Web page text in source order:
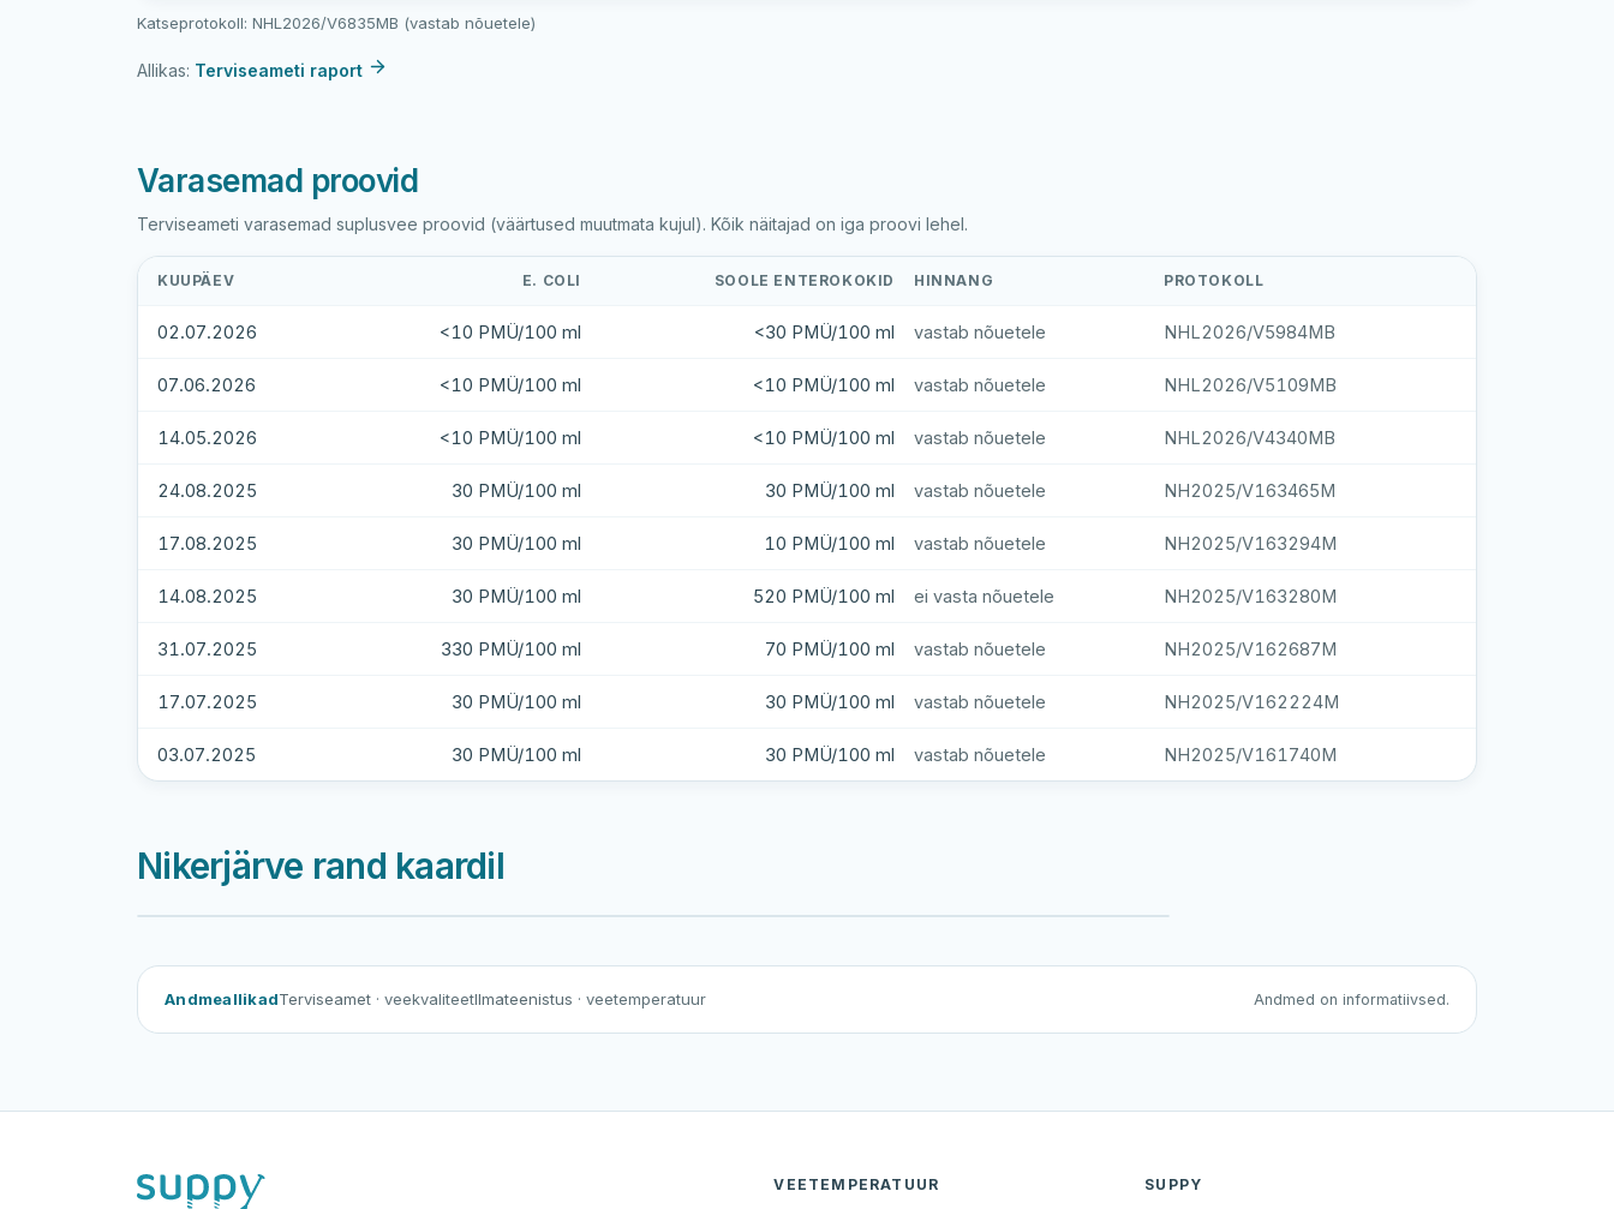
Katseprotokoll: NHL2026/V6835MB (vastab nõuetele)
Allikas: Terviseameti raport
Varasemad proovid
Terviseameti varasemad suplusvee proovid (väärtused muutmata kujul). Kõik näitajad on iga proovi lehel.
KUUPÄEV E. COLI SOOLE ENTEROKOKID HINNANG PROTOKOLL
02.07.2026 <10 PMÜ/100 ml <30 PMÜ/100 ml vastab nõuetele NHL2026/V5984MB
07.06.2026 <10 PMÜ/100 ml <10 PMÜ/100 ml vastab nõuetele NHL2026/V5109MB
14.05.2026 <10 PMÜ/100 ml <10 PMÜ/100 ml vastab nõuetele NHL2026/V4340MB
24.08.2025 30 PMÜ/100 ml 30 PMÜ/100 ml vastab nõuetele NH2025/V163465M
17.08.2025 30 PMÜ/100 ml 10 PMÜ/100 ml vastab nõuetele NH2025/V163294M
14.08.2025 30 PMÜ/100 ml 520 PMÜ/100 ml ei vasta nõuetele NH2025/V163280M
31.07.2025 330 PMÜ/100 ml 70 PMÜ/100 ml vastab nõuetele NH2025/V162687M
17.07.2025 30 PMÜ/100 ml 30 PMÜ/100 ml vastab nõuetele NH2025/V162224M
03.07.2025 30 PMÜ/100 ml 30 PMÜ/100 ml vastab nõuetele NH2025/V161740M
Nikerjärve rand kaardil
AndmeallikadTerviseamet · veekvaliteetIlmateenistus · veetemperatuur Andmed on informatiivsed.
VEETEMPERATUUR SUPPY